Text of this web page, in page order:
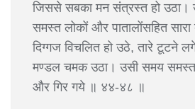
जिससे सबका मन संत्रस्त हो उठा।
समस्त लोकों और पातालोंसहित सारा
दिग्गज विचलित हो उठे, तारे
मण्डल चमक उठा। उसी समय समस्त
और गिर गये ॥ ४४-४८ ॥